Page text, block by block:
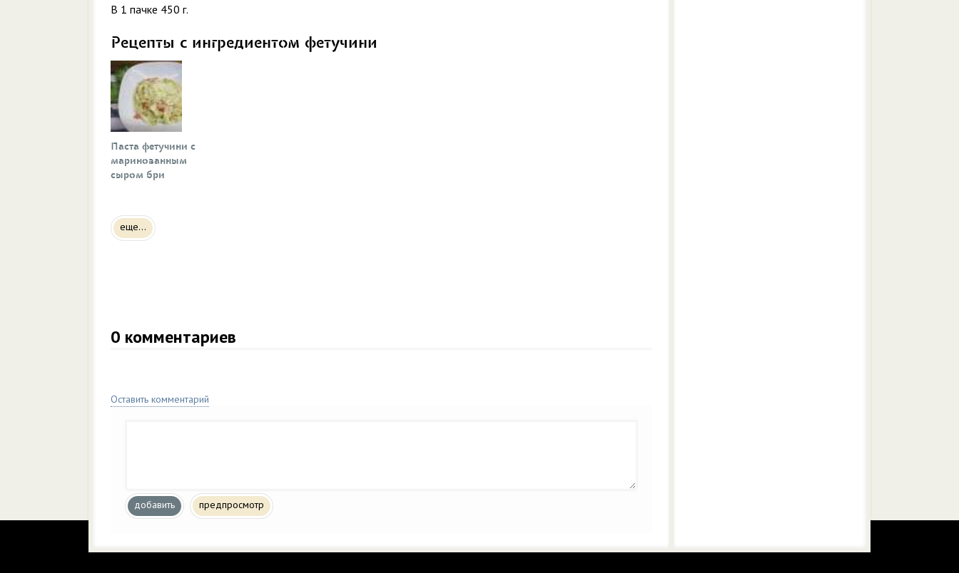
В 1 пачке 450 г.
Рецепты с ингредиентом фетучини
Паста фетучини с
маринованным
сыром бри
еще...
0 комментариев
Оставить комментарий
добавить предпросмотр